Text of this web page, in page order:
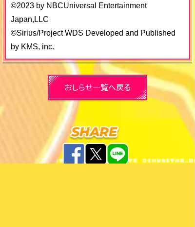
©2023 by NBCUniversal Entertainment
Japan,LLC
©Sirius/Project WDS Developed and Published
by KMS, inc.
おしらせ一覧へ戻る